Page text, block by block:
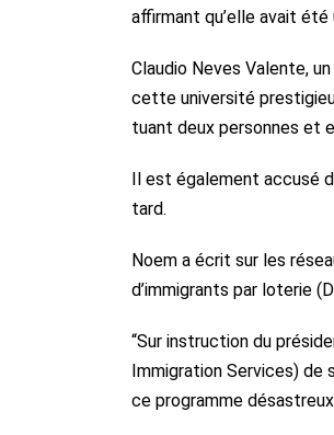
affirmant qu’elle avait
Claudio Neves Valente,
cette université
tuant deux personnes et
Il est également accusé
tard.
Noem a écrit sur les
d’immigrants par loterie
“Sur instruction du
Immigration Services) de
ce programme